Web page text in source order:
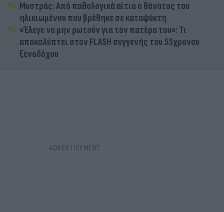
Μυστράς: Από παθολογικά αίτια ο θάνατος του
ηλικιωμένου που βρέθηκε σε καταψύκτη
«Έλεγε να μην ρωτούν για τον πατέρα του»: Τι
αποκαλύπτει στον FLASH συγγενής του 55χρονου
ξενοδόχου